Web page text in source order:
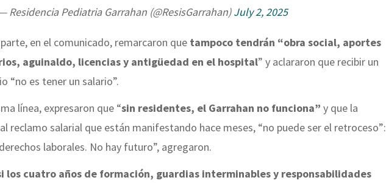
— Residencia Pediatria Garrahan (@ResisGarrahan)July 2, 2025
en el comunicado, remarcaron que tampoco tendrán “obra social, aportes
aguinaldo, licencias y antigüedad en el hospital” y aclararon que recibir un
“no es tener un salario”.
línea, expresaron que “sin residentes, el Garrahan no funciona” y que la
reclamo salarial que están manifestando hace meses, “no puede ser el retroceso”:
laborales. No hay futuro”, agregaron.
los cuatro años de formación, guardias interminables y responsabilidades